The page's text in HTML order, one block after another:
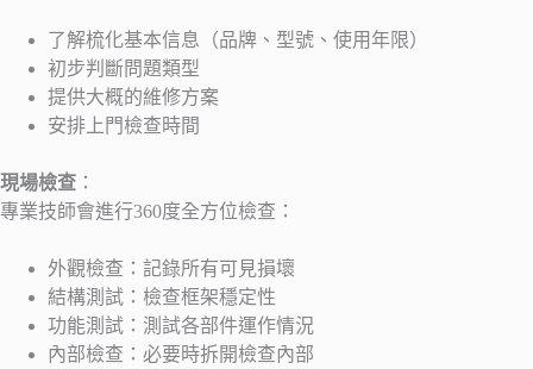
了解梳化基本信息（品牌、型號、使用年限）
初步判斷問題類型
提供大概的維修方案
安排上門檢查時間
現場檢查 ：
專業技師會進行360度全方位檢查：
外觀檢查：記錄所有可見損壞
結構測試：檢查框架穩定性
功能測試：測試各部件運作情況
內部檢查：必要時拆開檢查內部